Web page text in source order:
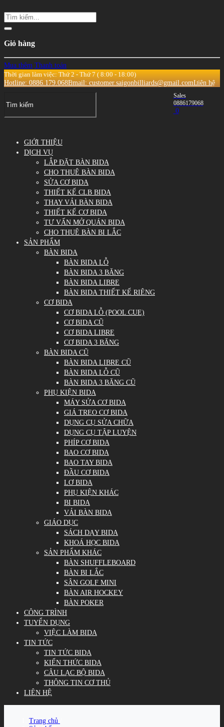
Giỏ hàng
Mua thêm Thanh toán
Thời gian làm việc: Thứ 2 - Thứ 7 ( 8:00 - 18:00)
Hotline: 0886.179.068Email: customer.saigonbilliards@gmail.comLiên hệ
Sales
0886179068
0
GIỚI THIỆU
DỊCH VỤ
LẮP ĐẶT BÀN BIDA
CHO THUÊ BÀN BIDA
SỬA CƠ BIDA
THIẾT KẾ CLB BIDA
THAY VẢI BÀN BIDA
THIẾT KẾ CƠ BIDA
TƯ VẤN MỞ QUÁN BIDA
CHO THUÊ BÀN BI LẮC
SẢN PHẨM
BÀN BIDA
BÀN BIDA LỖ
BÀN BIDA 3 BĂNG
BÀN BIDA LIBRE
BÀN BIDA THIẾT KẾ RIÊNG
CƠ BIDA
CƠ BIDA LỖ (POOL CUE)
CƠ BIDA CŨ
CƠ BIDA LIBRE
CƠ BIDA 3 BĂNG
BÀN BIDA CŨ
BÀN BIDA LIBRE CŨ
BÀN BIDA LỖ CŨ
BÀN BIDA 3 BĂNG CŨ
PHỤ KIỆN BIDA
MÁY SỬA CƠ BIDA
GIÁ TREO CƠ BIDA
DỤNG CỤ SỬA CHỮA
DỤNG CỤ TẬP LUYỆN
PHÍP CƠ BIDA
BAO CƠ BIDA
BAO TAY BIDA
ĐẦU CƠ BIDA
LƠ BIDA
PHỤ KIỆN KHÁC
BI BIDA
VẢI BÀN BIDA
GIÁO DỤC
SÁCH DẠY BIDA
KHOÁ HỌC BIDA
SẢN PHẨM KHÁC
BÀN SHUFFLEBOARD
BÀN BI LẮC
SÂN GOLF MINI
BÀN AIR HOCKEY
BÀN POKER
CÔNG TRÌNH
TUYỂN DỤNG
VIỆC LÀM BIDA
TIN TỨC
TIN TỨC BIDA
KIẾN THỨC BIDA
CÂU LẠC BỘ BIDA
THÔNG TIN CƠ THỦ
LIÊN HỆ
Trang chủ